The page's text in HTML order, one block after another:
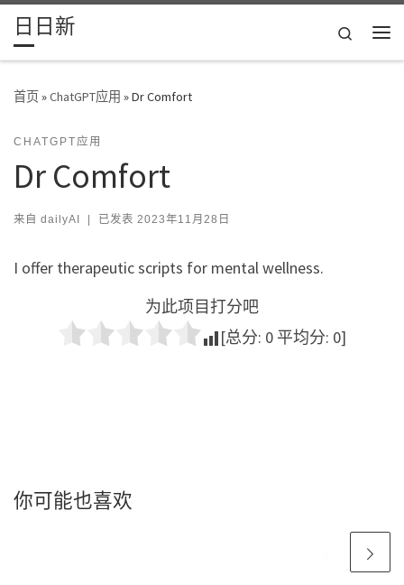
Skip to content
日日新
Search
首页»ChatGPT应用 »Dr Comfort
CHATGPT应用
Dr Comfort
来自 dailyAI | 已发表 2023年11月28日
I offer therapeutic scripts for mental wellness.
为此项目打分吧
[总分: 0 平均分: 0]
你可能也喜欢